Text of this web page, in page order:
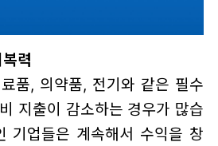
력
품, 의약품, 전기와 같은 필수
지출이 감소하는 경우가 많습
기업들은 계속해서 수익을 창